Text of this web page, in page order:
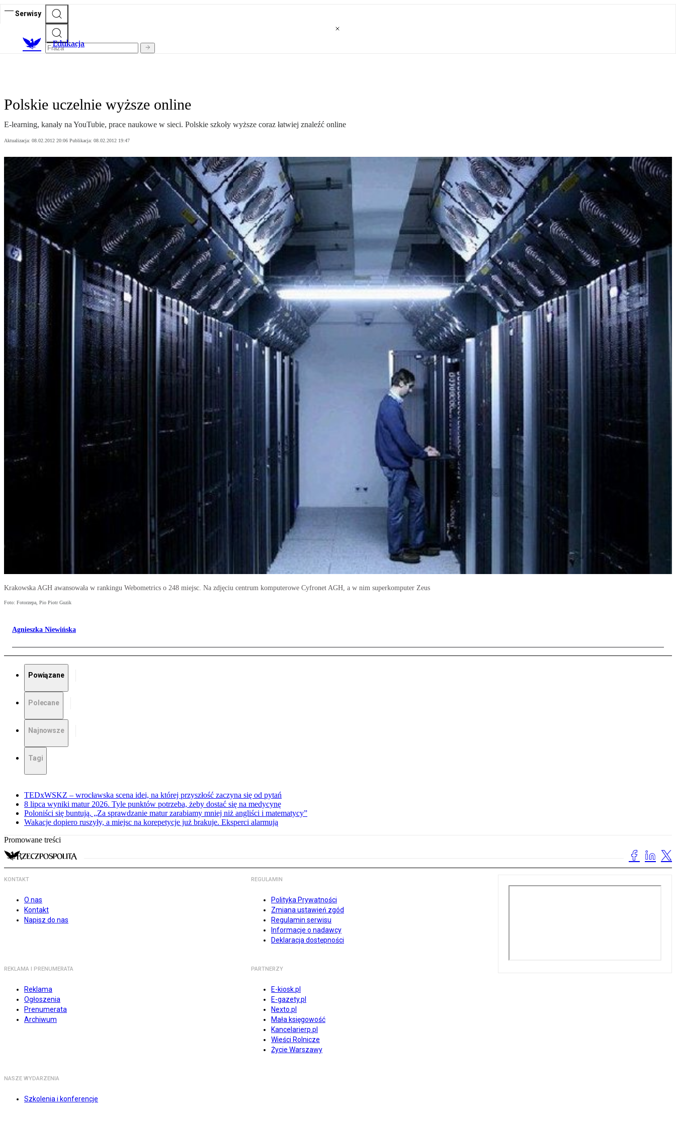
Serwisy
Edukacja
Polskie uczelnie wyższe online
E-learning, kanały na YouTubie, prace naukowe w sieci. Polskie szkoły wyższe coraz łatwiej znaleźć online
Aktualizacja: 08.02.2012 20:06 Publikacja: 08.02.2012 19:47
Krakowska AGH awansowała w rankingu Webometrics o 248 miejsc. Na zdjęciu centrum komputerowe Cyfronet AGH, a w nim superkomputer Zeus
Foto: Fotorzepa, Pio Piotr Guzik
Agnieszka Niewińska
Powiązane
Polecane
Najnowsze
Tagi
TEDxWSKZ – wrocławska scena idei, na której przyszłość zaczyna się od pytań
8 lipca wyniki matur 2026. Tyle punktów potrzeba, żeby dostać się na medycynę
Poloniści się buntują. „Za sprawdzanie matur zarabiamy mniej niż angliści i matematycy”
Wakacje dopiero ruszyły, a miejsc na korepetycje już brakuje. Eksperci alarmują
Promowane treści
KONTAKT
O nas
Kontakt
Napisz do nas
REGULAMIN
Polityka Prywatności
Zmiana ustawień zgód
Regulamin serwisu
Informacje o nadawcy
Deklaracja dostępności
REKLAMA I PRENUMERATA
Reklama
Ogłoszenia
Prenumerata
Archiwum
PARTNERZY
E-kiosk.pl
E-gazety.pl
Nexto.pl
Mała księgowość
Kancelarierp.pl
Wieści Rolnicze
Życie Warszawy
NASZE WYDARZENIA
Szkolenia i konferencje